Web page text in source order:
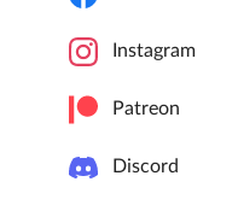
Instagram
Patreon
Discord